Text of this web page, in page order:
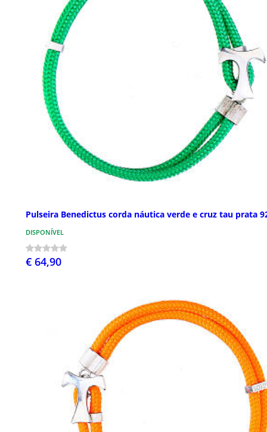
Pulseira Benedictus corda náutica verde e cruz tau prata
DISPONÍVEL
€ 64,90